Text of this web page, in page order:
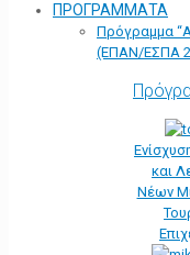
ΠΡΟΓΡΑΜΜΑΤΑ
Πρόγραμμα
(ΕΠΑΝ/ΕΣΠΑ
και
Νέων